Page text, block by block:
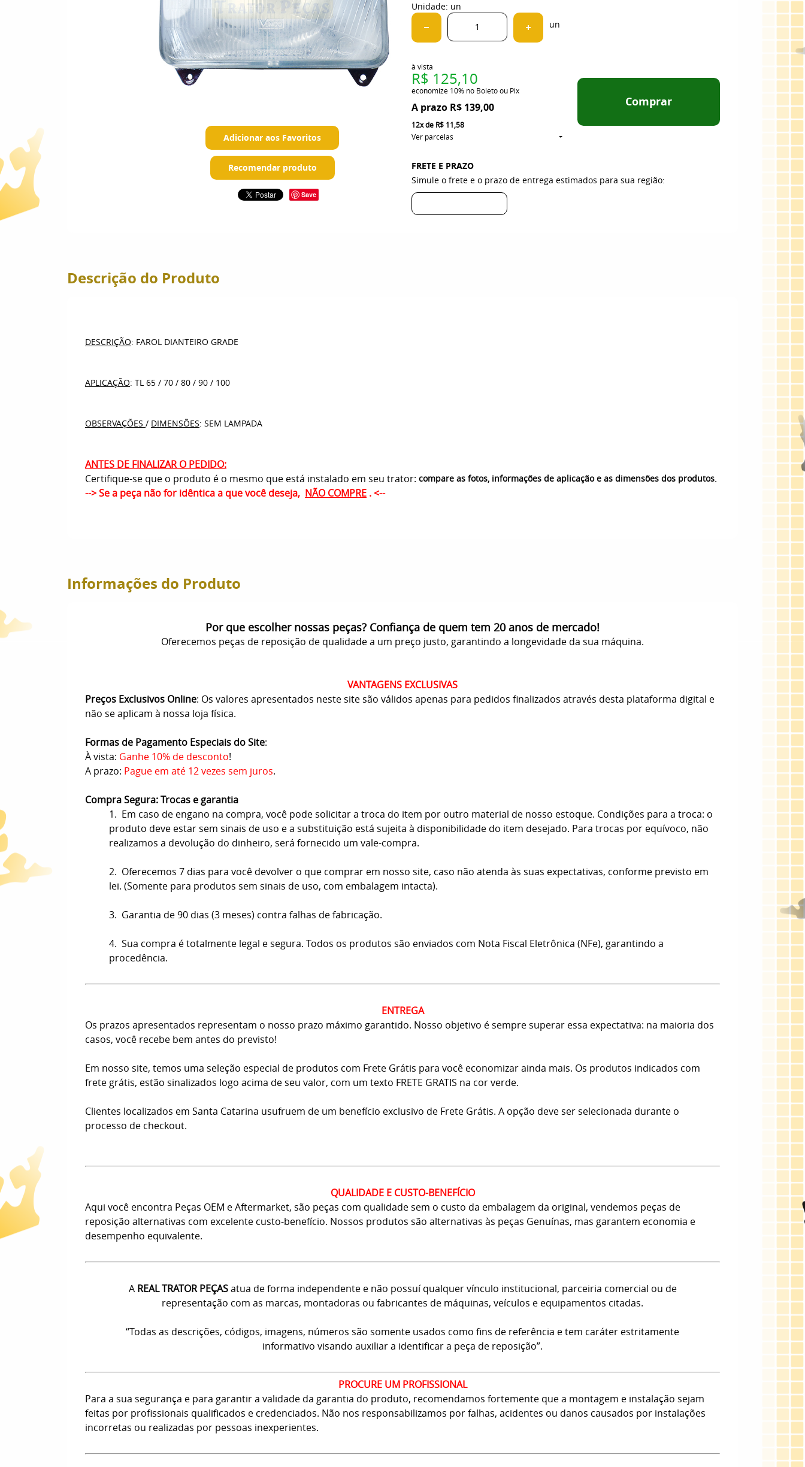
Adicionar aos Favoritos
Recomendar produto
Save
Unidade: un
un
R$ 139,00
à vista
R$ 125,10
economize 10% no Boleto ou Pix
12xde R$ 11,58
Ver parcelas
Comprar
FRETE E PRAZO
Simule o frete e o prazo de entrega estimados para sua região:
Descrição do Produto
DESCRIÇÃO: FAROL DIANTEIRO GRADE
APLICAÇÃO: TL 65 / 70 / 80 / 90 / 100
OBSERVAÇÕES / DIMENSÕES: SEM LAMPADA
ANTES DE FINALIZAR O PEDIDO:
Certifique-se que o produto é o mesmo que está instalado em seu trator: compare as fotos, informações de aplicação e as dimensões dos produtos.
--> Se a peça não for idêntica a que você deseja, NÃO COMPRE . <--
Informações do Produto
Por que escolher nossas peças? Confiança de quem tem 20 anos de mercado!
Oferecemos peças de reposição de qualidade a um preço justo, garantindo a longevidade da sua máquina.
VANTAGENS EXCLUSIVAS
Preços Exclusivos Online: Os valores apresentados neste site são válidos apenas para pedidos finalizados através desta plataforma digital e
não se aplicam à nossa loja física.
Formas de Pagamento Especiais do Site:
À vista: Ganhe 10% de desconto!
A prazo: Pague em até 12 vezes sem juros.
Compra Segura: Trocas e garantia
1. Em caso de engano na compra, você pode solicitar a troca do item por outro material de nosso estoque. Condições para a troca: o
produto deve estar sem sinais de uso e a substituição está sujeita à disponibilidade do item desejado. Para trocas por equívoco, não
realizamos a devolução do dinheiro, será fornecido um vale-compra.
2. Oferecemos 7 dias para você devolver o que comprar em nosso site, caso não atenda às suas expectativas, conforme previsto em
lei. (Somente para produtos sem sinais de uso, com embalagem intacta).
3. Garantia de 90 dias (3 meses) contra falhas de fabricação.
4. Sua compra é totalmente legal e segura. Todos os produtos são enviados com Nota Fiscal Eletrônica (NFe), garantindo a
procedência.
ENTREGA
Os prazos apresentados representam o nosso prazo máximo garantido. Nosso objetivo é sempre superar essa expectativa: na maioria dos
casos, você recebe bem antes do previsto!
Em nosso site, temos uma seleção especial de produtos com Frete Grátis para você economizar ainda mais. Os produtos indicados com
frete grátis, estão sinalizados logo acima de seu valor, com um texto FRETE GRATIS na cor verde.
Clientes localizados em Santa Catarina usufruem de um benefício exclusivo de Frete Grátis. A opção deve ser selecionada durante o
processo de checkout.
QUALIDADE E CUSTO-BENEFÍCIO
Aqui você encontra Peças OEM e Aftermarket, são peças com qualidade sem o custo da embalagem da original, vendemos peças de
reposição alternativas com excelente custo-benefício. Nossos produtos são alternativas às peças Genuínas, mas garantem economia e
desempenho equivalente.
A REAL TRATOR PEÇASatua de forma independente e não possuí qualquer vínculo institucional, parceiria comercial ou de
representação com as marcas, montadoras ou fabricantes de máquinas, veículos e equipamentos citadas.
“Todas as descrições, códigos, imagens, números são somente usados como fins de referência e tem caráter estritamente
informativo visando auxiliar a identificar a peça de reposição”.
PROCURE UM PROFISSIONAL
Para a sua segurança e para garantir a validade da garantia do produto, recomendamos fortemente que a montagem e instalação sejam
feitas por profissionais qualificados e credenciados. Não nos responsabilizamos por falhas, acidentes ou danos causados por instalações
incorretas ou realizadas por pessoas inexperientes.